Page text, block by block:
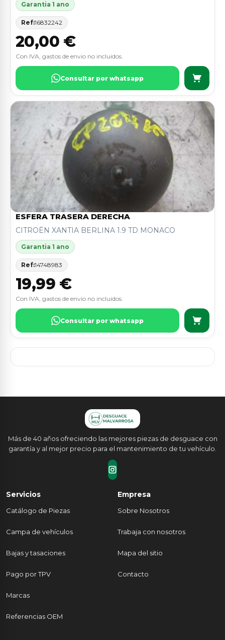
Garantia 1 ano
Ref:16832242
20,00 €
Con IVA, gastos de envio no incluidos.
Consultar por whatsapp
ESFERA TRASERA DERECHA
CITROËN XANTIA BERLINA 1.9 TD MONACO
Garantia 1 ano
Ref:14748983
19,99 €
Con IVA, gastos de envio no incluidos.
Consultar por whatsapp
Más de 40 años ofreciendo las mejores piezas de desguace con
garantía y al mejor precio para el mantenimiento de tu vehículo.
Servicios
Catálogo de Piezas
Campa de vehículos
Bajas y tasaciones
Pago por TPV
Marcas
Referencias OEM
Empresa
Sobre Nosotros
Trabaja con nosotros
Mapa del sitio
Contacto